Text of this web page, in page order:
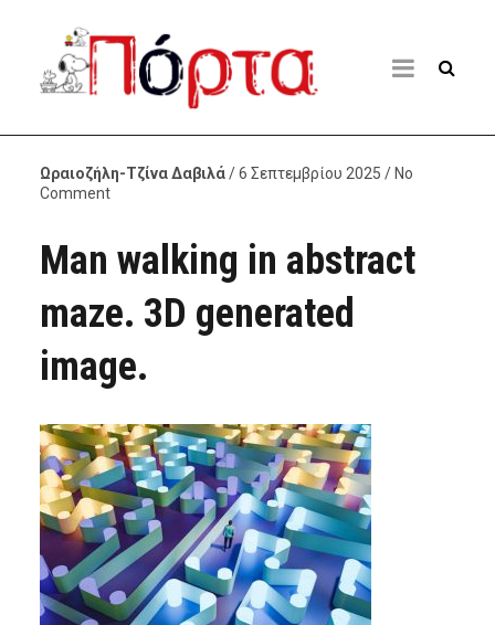
Ωραιοζήλη-Τζίνα Δαβιλά/ 6 Σεπτεμβρίου 2025 / No
Comment
Man walking in abstract
maze. 3D generated
image.